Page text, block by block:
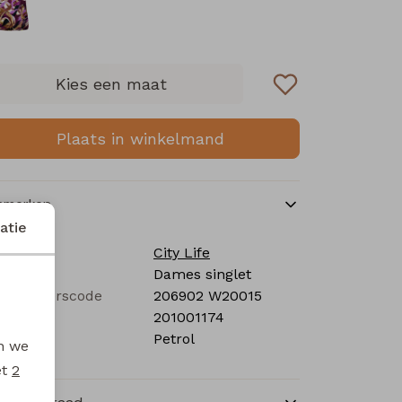
Kies een maat
Plaats in winkelmand
City Life
Dames singlet
206902 W20015
201001174
Petrol
we
2